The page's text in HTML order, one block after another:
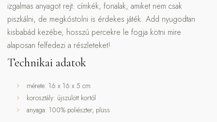
izgalmas anyagot rejt: címkék, fonalak, amiket nem csak
piszkálni, de megkóstolni is érdekes játék. Add nyugodtan
kisbabád kezébe, hosszú percekre le fogja kötni mire
alaposan felfedezi a részleteket!
Technikai adatok
mérete: 16 x 16 x 5 cm
korosztály: újszülött kortól
anyaga: 100% poliészter, plüss